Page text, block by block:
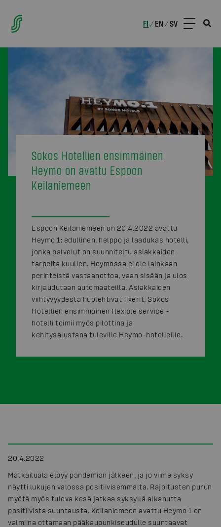
FI /EN /SV
Sokos Hotellien ensimmäinen
Heymo on avattu Espoon
Keilaniemeen
Espoon Keilaniemeen on 20.4.2022 avattu
Heymo 1: edullinen, helppo ja laadukas hotelli,
jonka palvelut on suunniteltu asiakkaiden
tarpeita kuullen. Heymossa ei ole lainkaan
perinteistä vastaanottoa, vaan sisään ja ulos
kirjaudutaan automaateilla. Asiakkaiden
viihtyvyydestä huolehtivat fixerit. Sokos
Hotellien ensimmäinen flexible service -
hotelli toimii myös pilottina ja
kehitysalustana tuleville Heymo-hotelleille.
20.4.2022
Matkailuala elpyy pandemian jälkeen, ja jo viime syksy
näytti lukujen valossa positiivisemmalta. Rajoitusten purun
myötä myös tuleva kesä jatkaa syksyllä alkanutta
positiivista suuntausta. Keilaniemeen avattu Heymo 1 on
valmiina ottamaan pääkaupunkiseudulle suuntaavat